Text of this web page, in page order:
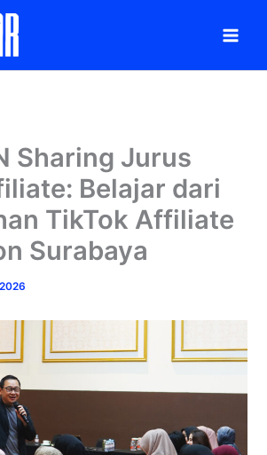
Sharing Jurus
Belajar dari
TikTok Affiliate
Surabaya